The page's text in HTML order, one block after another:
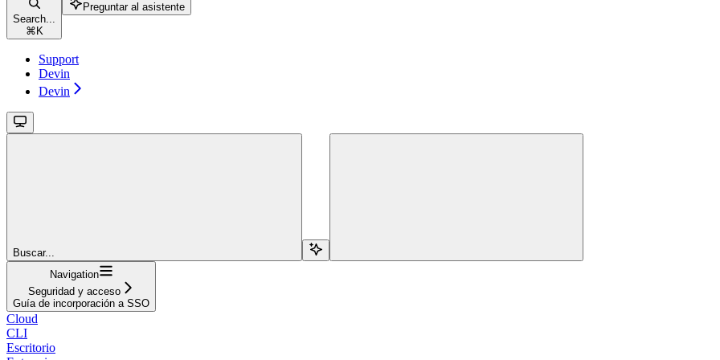
Search...
⌘ K
Preguntar al asistente
Support
Devin
Devin
Buscar...
Navigation
Seguridad y acceso
Guía de incorporación a SSO
Cloud
CLI
Escritorio